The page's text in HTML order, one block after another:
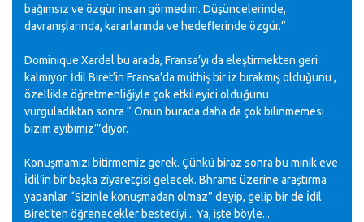
bağımsız ve özgür insan görmedim. Düşüncelerinde,
davranışlarında, kararlarında ve hedeflerinde özgür.”
Dominique Xardel bu arada, Fransa’yı da eleştirmekten geri
kalmıyor. İdil Biret’in Fransa’da müthiş bir iz bırakmış olduğunu ,
özellikle öğretmenliğiyle çok etkileyici olduğunu
vurguladıktan sonra “ Onun burada daha da çok bilinmemesi
bizim ayıbımız’”diyor.
Konuşmamızı bitirmemiz gerek. Çünkü biraz sonra bu minik eve
İdil’in bir başka ziyaretçisi gelecek. Bhrams üzerine araştırma
yapanlar “Sizinle konuşmadan olmaz” deyip, gelip bir de İdil
Biret’ten öğrenecekler besteciyi... Ya, işte böyle...